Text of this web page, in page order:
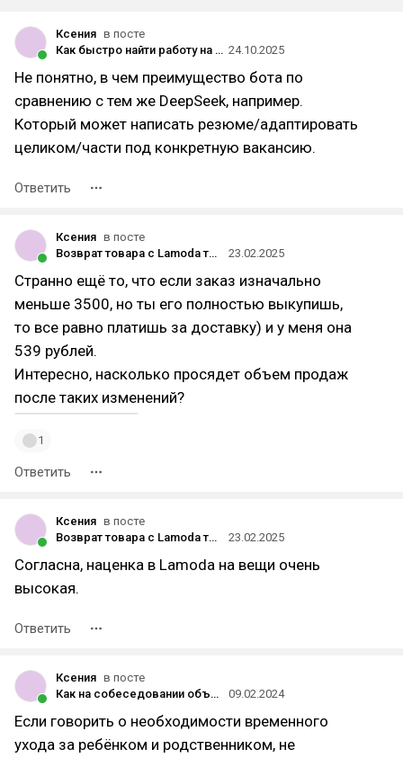
Ксения в посте
Как быстро найти работу на HH и написать продающее резюме: экспертное руководство 2025 24.10.2025
Не понятно, в чем преимущество бота по
сравнению с тем же DeepSeek, например.
Который может написать резюме/адаптировать
целиком/части под конкретную вакансию.
Ответить
Ксения в посте
Возврат товара с Lamoda теперь стоит 299 рублей
23.02.2025
Странно ещё то, что если заказ изначально
меньше 3500, но ты его полностью выкупишь,
то все равно платишь за доставку) и у меня она
539 рублей.
Интересно, насколько просядет объем продаж
после таких изменений?
1
Ответить
Ксения в посте
Возврат товара с Lamoda теперь стоит 299 рублей
23.02.2025
Согласна, наценка в Lamoda на вещи очень
высокая.
Ответить
Ксения в посте
Как на собеседовании объяснить большой перерыв в работе
09.02.2024
Если говорить о необходимости временного
ухода за ребёнком и родственником, не